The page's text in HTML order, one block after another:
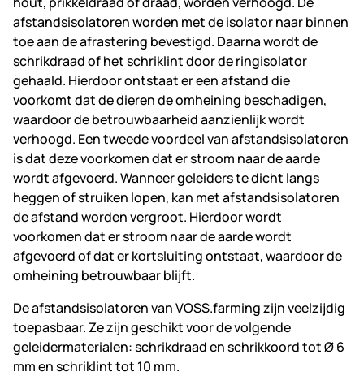
afstandsisolatoren worden met de isolator naar binnen
toe aan de afrastering bevestigd. Daarna wordt de
schrikdraad of het schriklint door de ringisolator
gehaald. Hierdoor ontstaat er een afstand die
voorkomt dat de dieren de omheining beschadigen,
waardoor de betrouwbaarheid aanzienlijk wordt
verhoogd. Een tweede voordeel van afstandsisolatoren
is dat deze voorkomen dat er stroom naar de aarde
wordt afgevoerd. Wanneer geleiders te dicht langs
heggen of struiken lopen, kan met afstandsisolatoren
de afstand worden vergroot. Hierdoor wordt
voorkomen dat er stroom naar de aarde wordt
afgevoerd of dat er kortsluiting ontstaat, waardoor de
omheining betrouwbaar blijft.
De afstandsisolatoren van VOSS.farming zijn veelzijdig
toepasbaar. Ze zijn geschikt voor de volgende
geleidermaterialen: schrikdraad en schrikkoord tot Ø 6
mm en schriklint tot 10 mm.